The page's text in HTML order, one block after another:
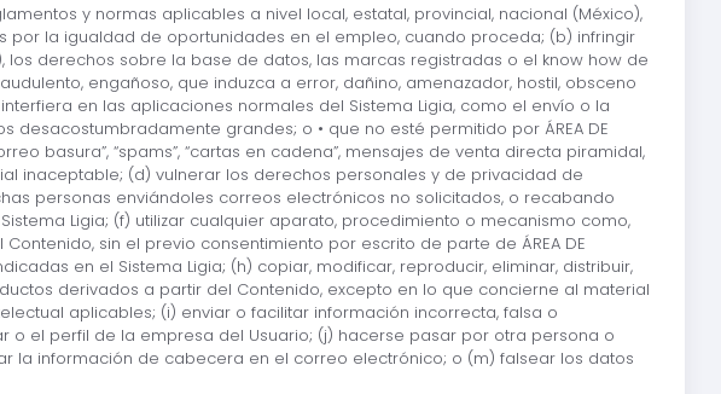
y normas aplicables a nivel local, estatal, provincial, nacional (México),
la igualdad de oportunidades en el empleo, cuando proceda; (b) infringir
derechos sobre la base de datos, las marcas registradas o el know how de
engañoso, que induzca a error, dañino, amenazador, hostil, obsceno
en las aplicaciones normales del Sistema Ligia, como el envío o la
grandes; o • que no esté permitido por ÁREA DE
basura”, “spams”, “cartas en cadena”, mensajes de venta directa piramidal,
inaceptable; (d) vulnerar los derechos personales y de privacidad de
personas enviándoles correos electrónicos no solicitados, o recabando
Ligia; (f) utilizar cualquier aparato, procedimiento o mecanismo como,
sin el previo consentimiento por escrito de parte de ÁREA DE
en el Sistema Ligia; (h) copiar, modificar, reproducir, eliminar, distribuir,
derivados a partir del Contenido, excepto en lo que concierne al material
aplicables; (i) enviar o facilitar información incorrecta, falsa o
el perfil de la empresa del Usuario; (j) hacerse pasar por otra persona o
la información de cabecera en el correo electrónico; o (m) falsear los datos